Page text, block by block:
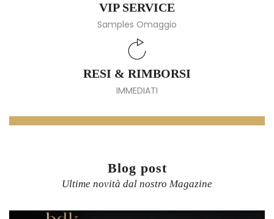
VIP SERVICE
Samples Omaggio
RESI & RIMBORSI
IMMEDIATI
Blog post
Ultime novità dal nostro Magazine